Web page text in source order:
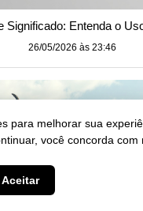
para melhorar sua
você concorda com
Aceitar
Significado: Entenda o
26/05/2026 às 23:46